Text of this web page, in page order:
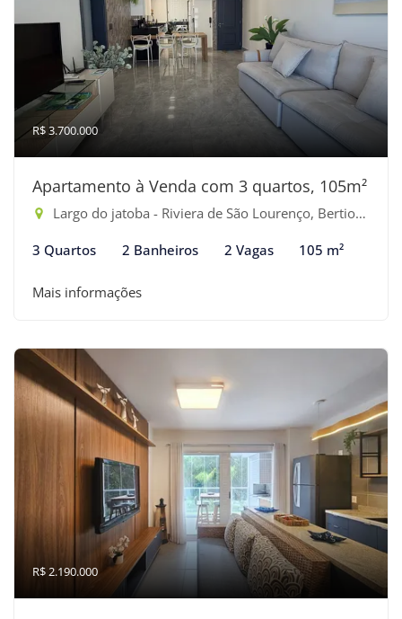
R$ 3.700.000
Apartamento à Venda com 3 quartos, 105m²
Largo do jatoba - Riviera de São Lourenço, Bertioga-SP
3 Quartos 2 Banheiros 2 Vagas 105 m²
Mais informações
R$ 2.190.000